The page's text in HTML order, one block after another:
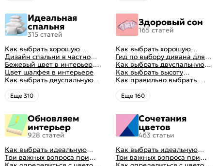
Идеальная
спальня
315 статей
Как выбрать хорошую
кровать для сна
Дизайн спальни в частном
доме: множество идей
оформления идеальных
интерьеров
Бежевый цвет в интерьере
спальни 2024, 40 красивых
интерьеров с фото
Цвет шалфея в интерьере
Как выбрать двуспальную
кровать и матрас
правильно: советы и фото в
интерьере
Eще 310
Здоровый сон
165 статей
Как выбрать хорошую
кровать для сна
Гид по выбору дивана для
сна
Как выбрать двуспальную
кровать и матрас
правильно: советы и фото в
интерьере
Как выбрать высоту
матраса
Как правильно выбрать
ортопедический матрас
Eще 160
Обновляем
интерьер
928 статей
Как выбрать идеальную
планировку для кухни
Три важных вопроса при
Сочетания
цветов
463 статьи
Как выбрать идеальную
планировку для кухни
Три важных вопроса при